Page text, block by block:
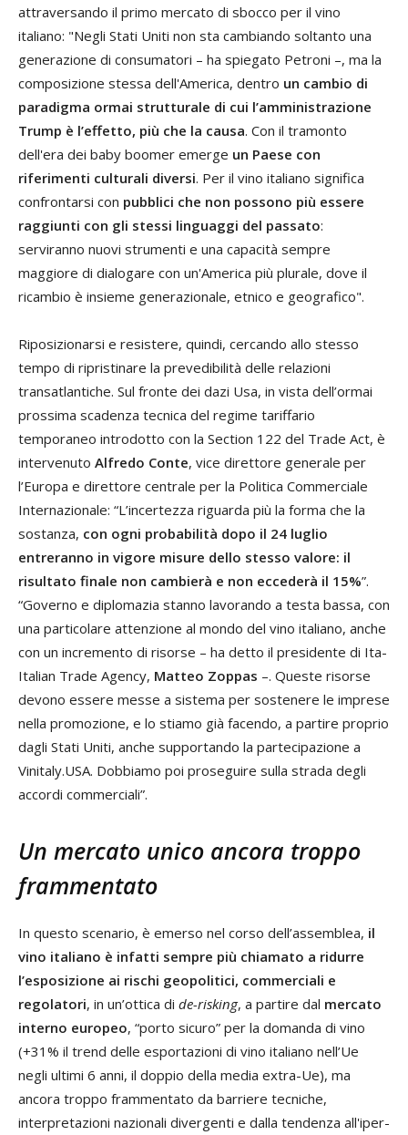
attraversando il primo mercato di sbocco per il vino
italiano: "Negli Stati Uniti non sta cambiando soltanto una
generazione di consumatori – ha spiegato Petroni –, ma la
composizione stessa dell'America, dentro un cambio di
paradigma ormai strutturale di cui l’amministrazione
Trump è l’effetto, più che la causa. Con il tramonto
dell'era dei baby boomer emerge un Paese con
riferimenti culturali diversi. Per il vino italiano significa
confrontarsi con pubblici che non possono più essere
raggiunti con gli stessi linguaggi del passato:
serviranno nuovi strumenti e una capacità sempre
maggiore di dialogare con un'America più plurale, dove il
ricambio è insieme generazionale, etnico e geografico".
Riposizionarsi e resistere, quindi, cercando allo stesso
tempo di ripristinare la prevedibilità delle relazioni
transatlantiche. Sul fronte dei dazi Usa, in vista dell’ormai
prossima scadenza tecnica del regime tariffario
temporaneo introdotto con la Section 122 del Trade Act, è
intervenuto Alfredo Conte, vice direttore generale per
l’Europa e direttore centrale per la Politica Commerciale
Internazionale: “L’incertezza riguarda più la forma che la
sostanza, con ogni probabilità dopo il 24 luglio
entreranno in vigore misure dello stesso valore: il
risultato finale non cambierà e non eccederà il 15%”.
“Governo e diplomazia stanno lavorando a testa bassa, con
una particolare attenzione al mondo del vino italiano, anche
con un incremento di risorse – ha detto il presidente di Ita-
Italian Trade Agency, Matteo Zoppas –. Queste risorse
devono essere messe a sistema per sostenere le imprese
nella promozione, e lo stiamo già facendo, a partire proprio
dagli Stati Uniti, anche supportando la partecipazione a
Vinitaly.USA. Dobbiamo poi proseguire sulla strada degli
accordi commerciali”.
Un mercato unico ancora troppo
frammentato
In questo scenario, è emerso nel corso dell’assemblea, il
vino italiano è infatti sempre più chiamato a ridurre
l’esposizione ai rischi geopolitici, commerciali e
regolatori, in un’ottica di de-risking, a partire dal mercato
interno europeo, “porto sicuro” per la domanda di vino
(+31% il trend delle esportazioni di vino italiano nell’Ue
negli ultimi 6 anni, il doppio della media extra-Ue), ma
ancora troppo frammentato da barriere tecniche,
interpretazioni nazionali divergenti e dalla tendenza all'iper-